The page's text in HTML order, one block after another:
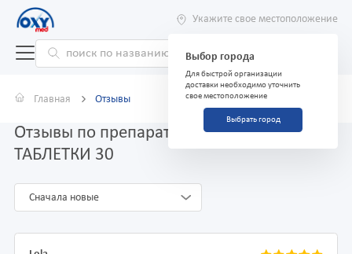
Укажите свое местоположение
Выбор города
Для быстрой организации
доставки необходимо уточнить
свое местоположение
Выбрать город
Главная Отзывы
Отзывы по препарату КАЛЬЦИОС
ТАБЛЕТКИ 30
Сначала новые